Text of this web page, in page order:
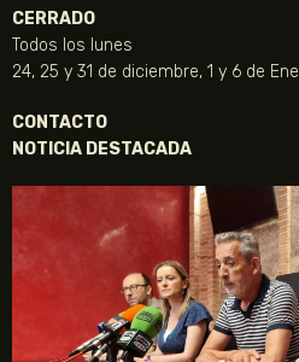
CERRADO
Todos los lunes
24, 25 y 31 de diciembre, 1 y 6 de
CONTACTO
NOTICIA DESTACADA